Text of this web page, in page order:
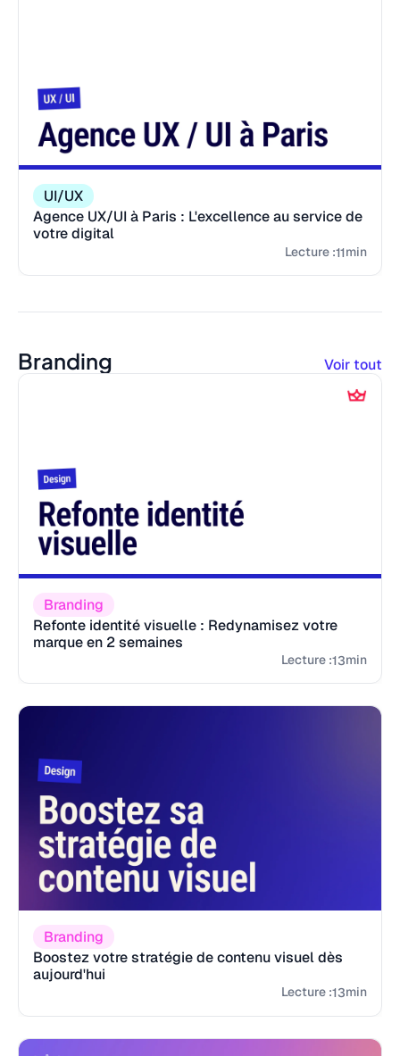
UI/UX
Agence UX/UI à Paris : L'excellence au service de
votre digital
Lecture :11min
Branding Voir tout
Branding
Refonte identité visuelle : Redynamisez votre
marque en 2 semaines
Lecture :13min
Branding
Boostez votre stratégie de contenu visuel dès
aujourd'hui
Lecture :13min